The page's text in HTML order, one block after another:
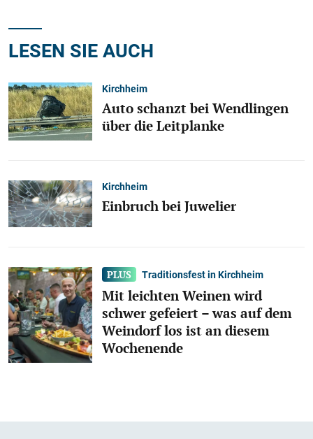
LESEN SIE AUCH
Kirchheim
Auto schanzt bei Wendlingen
über die Leitplanke
Kirchheim
Einbruch bei Juwelier
Traditionsfest in Kirchheim
Mit leichten Weinen wird
schwer gefeiert – was auf dem
Weindorf los ist an diesem
Wochenende